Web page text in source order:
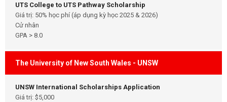
UTS College to UTS Pathway Scholarship
Giá trị: 50% học phí (áp dụng kỳ học 2025 & 2026)
Cử nhân
GPA > 8.0
The University of New South Wales - UNSW
UNSW International Scholarships Application
Giá trị: $5,000